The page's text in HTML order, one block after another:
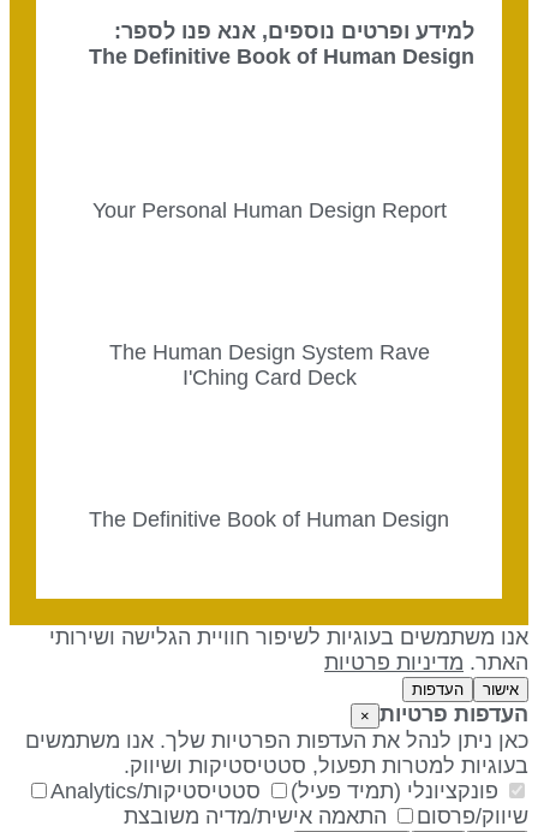
למידע ופרטים נוספים, אנא פנו לספר:
The Definitive Book of Human Design
Your Personal Human Design Report
The Human Design System Rave
I'Ching Card Deck
The Definitive Book of Human Design
משתמשים בעוגיות לשיפור חוויית הגלישה ושירותי
מדיניות פרטיות
אישור העדפות
פרטיות ×
ניתן לנהל את העדפות הפרטיות שלך. אנו משתמשים
למטרות תפעול, סטטיסטיקות ושיווק.
פונקציונלי (תמיד פעיל)
סטטיסטיקות/Analytics
פרסום
התאמה אישית/מדיה משובצת